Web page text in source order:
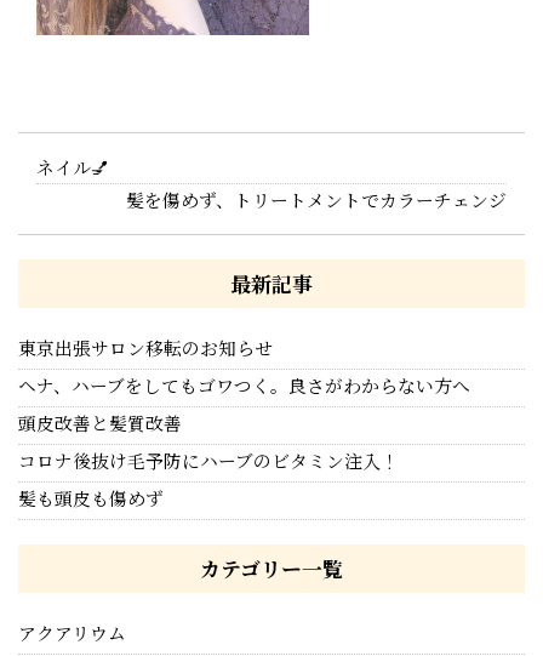
ネイル💅
髪を傷めず、トリートメントでカラーチェンジ
最新記事
東京出張サロン移転のお知らせ
ヘナ、ハーブをしてもゴワつく。良さがわからない方へ
頭皮改善と髪質改善
コロナ後抜け毛予防にハーブのビタミン注入！
髪も頭皮も傷めず
カテゴリー一覧
アクアリウム